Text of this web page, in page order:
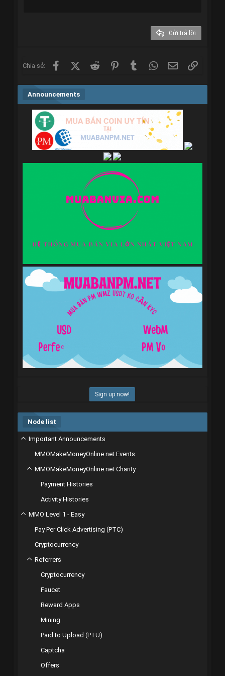
Gửi trả lời
Chia sẻ: FacebookX (Twitter)Reddit Pinterest Tumblr WhatsApp
Email
Announcements
Sign up now!
Node list
Important Announcements
MMOMakeMoneyOnline.net Events
MMOMakeMoneyOnline.net Charity
Payment Histories
Activity Histories
MMO Level 1 - Easy
Pay Per Click Advertising (PTC)
Cryptocurrency
Referrers
Cryptocurrency
Faucet
Reward Apps
Mining
Paid to Upload (PTU)
Captcha
Offers